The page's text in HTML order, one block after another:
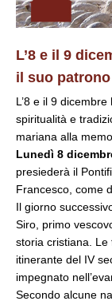
L’8 e il 9
il suo
L’8 e il 9
spiritualità e
mariana alla
Lunedì 8
presiederà il
Francesco, come
Il giorno
Siro, primo
storia cristiana.
itinerante del IV
impegnato
Secondo alcune